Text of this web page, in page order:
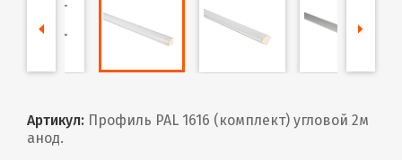
Артикул: Профиль PAL 1616 (комплект) угловой 2м
анод.